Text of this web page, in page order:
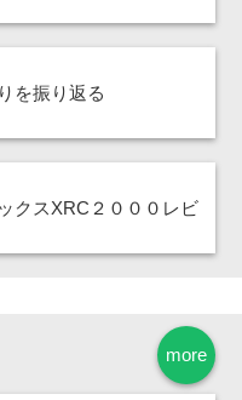
を振り返る
クスXRC２０００レビ
more